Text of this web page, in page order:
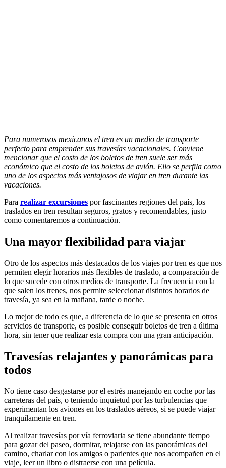
Para numerosos mexicanos el tren es un medio de transporte
perfecto para emprender sus travesías vacacionales. Conviene
mencionar que el costo de los boletos de tren suele ser más
económico que el costo de los boletos de avión. Ello se perfila como
uno de los aspectos más ventajosos de viajar en tren durante las
vacaciones.
Para realizar excursiones por fascinantes regiones del país, los
traslados en tren resultan seguros, gratos y recomendables, justo
como comentaremos a continuación.
Una mayor flexibilidad para viajar
Otro de los aspectos más destacados de los viajes por tren es que nos
permiten elegir horarios más flexibles de traslado, a comparación de
lo que sucede con otros medios de transporte. La frecuencia con la
que salen los trenes, nos permite seleccionar distintos horarios de
travesía, ya sea en la mañana, tarde o noche.
Lo mejor de todo es que, a diferencia de lo que se presenta en otros
servicios de transporte, es posible conseguir boletos de tren a última
hora, sin tener que realizar esta compra con una gran anticipación.
Travesías relajantes y panorámicas para
todos
No tiene caso desgastarse por el estrés manejando en coche por las
carreteras del país, o teniendo inquietud por las turbulencias que
experimentan los aviones en los traslados aéreos, si se puede viajar
tranquilamente en tren.
Al realizar travesías por vía ferroviaria se tiene abundante tiempo
para gozar del paseo, dormitar, relajarse con las panorámicas del
camino, charlar con los amigos o parientes que nos acompañen en el
viaje, leer un libro o distraerse con una película.